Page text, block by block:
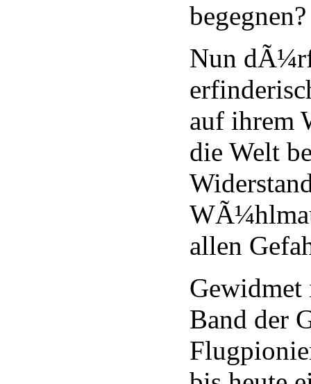
begegnen?
Nun
auf ihrem
die Welt
allen
Gewidmet
Band der